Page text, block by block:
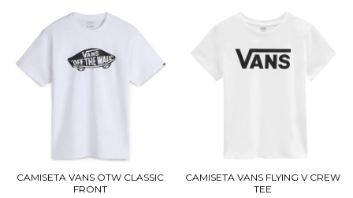
CAMISETA VANS OTW CLASSIC
FRONT
CAMISETA VANS FLYING V CREW
TEE